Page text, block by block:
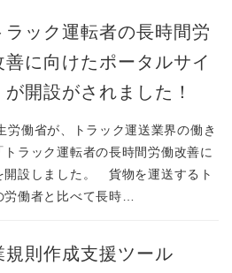
ラック運転者の長時間労
善に向けたポータルサイ
が開設がされました！
働省が、トラック運送業界の働き
ラック運転者の長時間労働改善に
開設しました。 貨物を運送するト
働者と比べて長時…
規則作成支援ツール